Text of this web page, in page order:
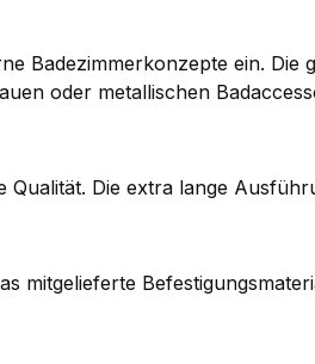
Badezimmerkonzepte ein. Die
oder metallischen
Die extra lange
mitgelieferte